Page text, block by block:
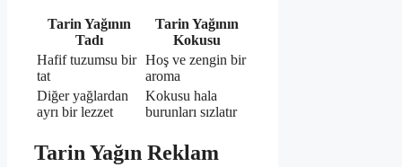
Tarin Yağının
Tadı
Tarin Yağının
Kokusu
Hafif tuzumsu bir
tat
Hoş ve zengin bir
aroma
Diğer yağlardan
ayrı bir lezzet
Kokusu hala
burunları sızlatır
Tarin Yağın Reklam